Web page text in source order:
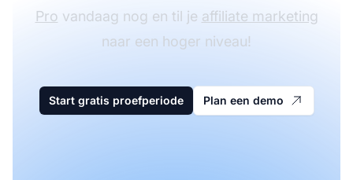
Pro vandaag nog en til je affiliate marketing
naar een hoger niveau!
Start gratis proefperiode Plan een demo